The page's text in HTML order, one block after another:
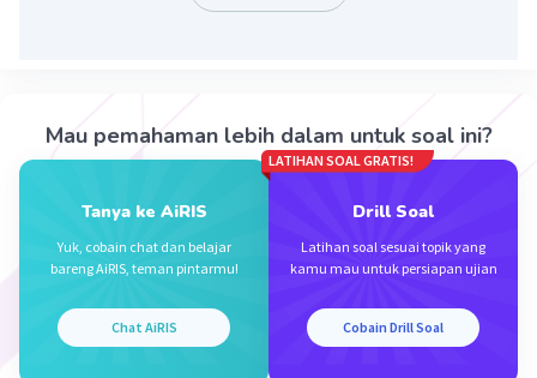
Mau pemahaman lebih dalam untuk soal ini?
Tanya ke AiRIS
Yuk, cobain chat dan belajar
bareng AiRIS, teman pintarmu!
Chat AiRIS
LATIHAN SOAL GRATIS!
Drill Soal
Latihan soal sesuai topik yang
kamu mau untuk persiapan ujian
Cobain Drill Soal